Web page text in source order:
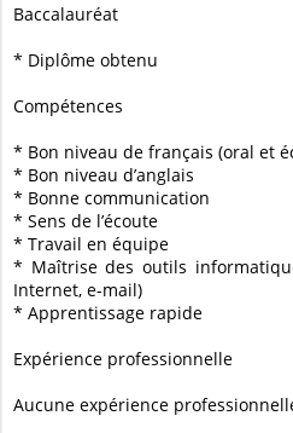
Baccalauréat
* Diplôme obtenu
Compétences
* Bon niveau de français (oral et
* Bon niveau d’anglais
* Bonne communication
* Sens de l’écoute
* Travail en équipe
* Maîtrise des outils
Internet, e-mail)
* Apprentissage rapide
Expérience professionnelle
Aucune expérience